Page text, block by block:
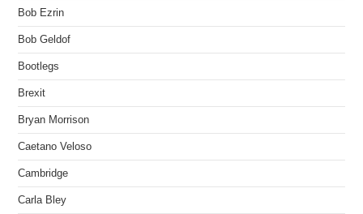
Bob Ezrin
Bob Geldof
Bootlegs
Brexit
Bryan Morrison
Caetano Veloso
Cambridge
Carla Bley